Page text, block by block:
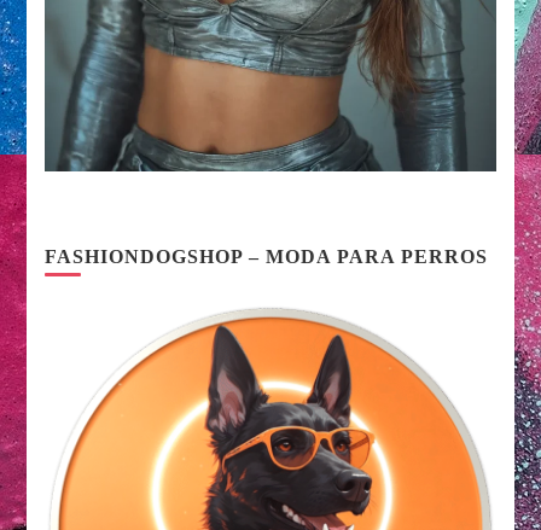
FASHIONDOGSHOP – MODA PARA PERROS